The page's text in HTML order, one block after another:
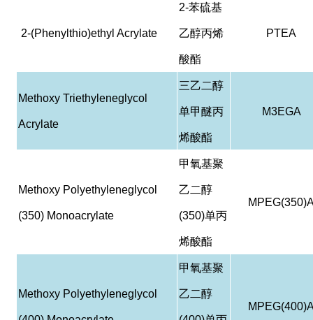
2-(Phenylthio)ethyl Acrylate
2-苯硫基
乙醇丙烯
酸酯
PTEA
Methoxy Triethyleneglycol
Acrylate
三乙二醇
单甲醚丙
烯酸酯
M3EGA
Methoxy Polyethyleneglycol
(350) Monoacrylate
甲氧基聚
乙二醇
(350)单丙
烯酸酯
Methoxy Polyethyleneglycol
甲氧基聚
乙二醇